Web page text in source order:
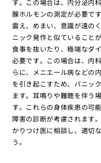
す。この場合は、内分泌内
腺ホルモンの測定が必要で
震え、めまい、意識が遠の
ニック発作と似ていること
食事を抜いたり、極端なダ
必要です。この場合は、内
らに、メニエール病などの
を引き起こすため、パニッ
ます。耳鳴りや難聴を伴う
す。これらの身体疾患の可
障害の診断が考慮されます
かりつけ医に相談し、適切
う。